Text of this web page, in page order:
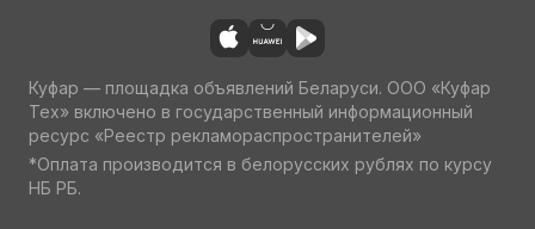
Куфар — площадка объявлений Беларуси. ООО «Куфар
Тех» включено в государственный информационный
ресурс «Реестр рекламораспространителей»
*Оплата производится в белорусских рублях по курсу
НБ РБ.